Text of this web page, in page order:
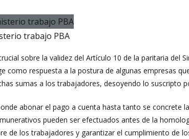
trabajo PBA
sobre la validez del Artículo 10 de la paritaria del
como respuesta a la postura de algunas empresas
sumas a los trabajadores, desoyendo lo suscripto
abonar el pago a cuenta hasta tanto se concrete
pueden ser efectuados antes de la
de los trabajadores y garantizar el cumplimiento de